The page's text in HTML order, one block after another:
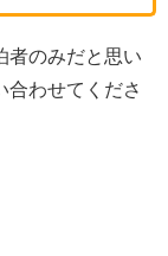
者のみだと思い
合わせてくださ